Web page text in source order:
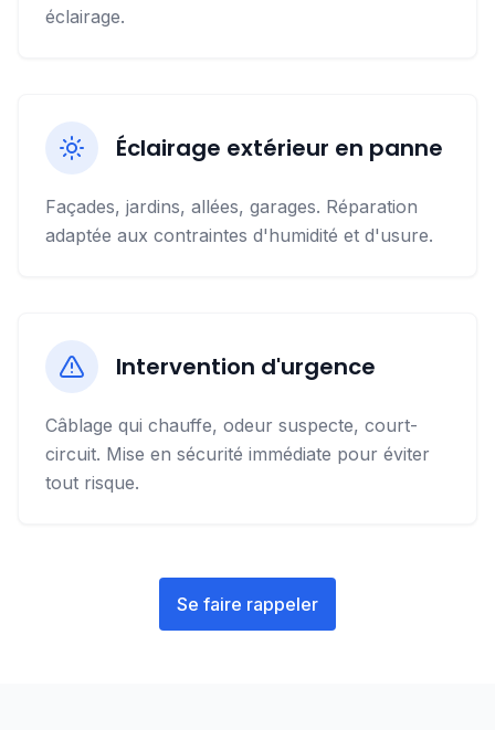
éclairage.
Éclairage extérieur en panne
Façades, jardins, allées, garages. Réparation
adaptée aux contraintes d'humidité et d'usure.
Intervention d'urgence
Câblage qui chauffe, odeur suspecte, court-
circuit. Mise en sécurité immédiate pour éviter
tout risque.
Se faire rappeler